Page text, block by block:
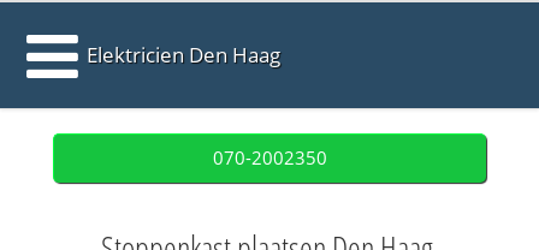
Elektricien Den Haag
070-2002350